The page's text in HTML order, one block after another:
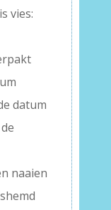
vies:
datum
naaien